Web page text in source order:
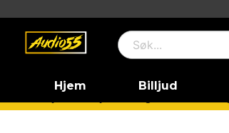
Hjem Billjud